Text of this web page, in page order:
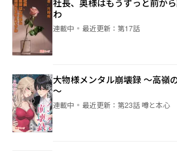
社長、奥様はもうずっと前か
わ
連載中 最近更新： 第17話
大物様メンタル崩壊録 ～高嶺
～
連載中 最近更新： 第23話 噂と本心